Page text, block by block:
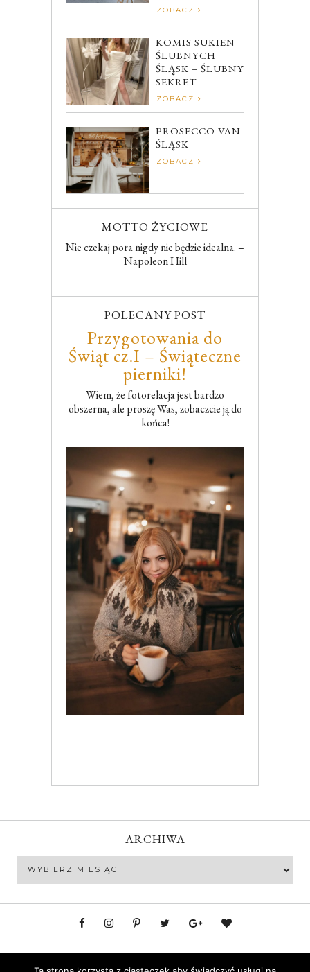
ZOBACZ
KOMIS SUKIEN
ŚLUBNYCH
ŚLĄSK – ŚLUBNY
SEKRET
ZOBACZ
PROSECCO VAN
ŚLĄSK
ZOBACZ
MOTTO ŻYCIOWE
Nie czekaj pora nigdy nie będzie idealna. –
Napoleon Hill
POLECANY POST
Przygotowania do
Świąt cz.I – Świąteczne
pierniki!
Wiem, że fotorelacja jest bardzo
obszerna, ale proszę Was, zobaczcie ją do
końca!
ARCHIWA
Archiwa